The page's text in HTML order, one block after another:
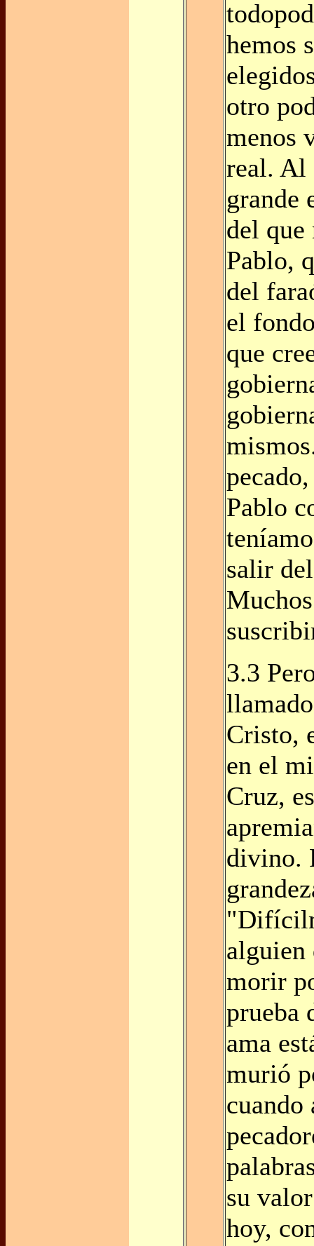
hemos
otro
menos
real. Al
grande
del que
Pablo,
del
el
que
Pablo
salir
3.3
Cristo,
en el
Cruz,
divino.
alguien
morir
prueba
ama
murió
cuando
su
hoy,